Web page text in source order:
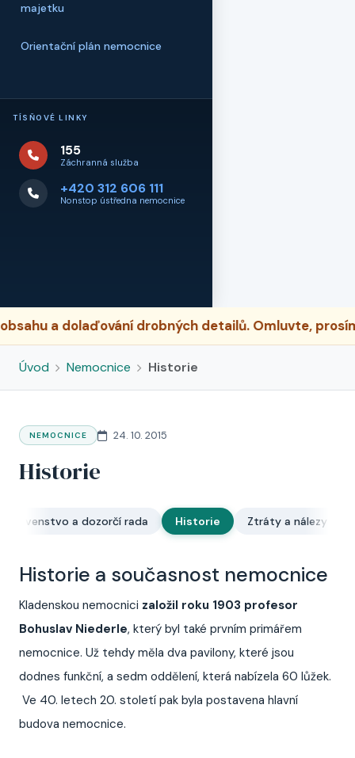
majetku
Orientační plán nemocnice
TÍSŇOVÉ LINKY
155
Záchranná služba
+420 312 606 111
Nonstop ústředna nemocnice
a dolaďování drobných detailů. Omluvte,
Úvod Nemocnice Historie
NEMOCNICE 24. 10. 2015
Historie
a dozorčí rada Historie Ztráty a nálezy
Historie a současnost nemocnice
Kladenskou nemocnici založil roku 1903 profesor
Bohuslav Niederle, který byl také prvním primářem
nemocnice. Už tehdy měla dva pavilony, které jsou
dodnes funkční, a sedm oddělení, která nabízela 60 lůžek.
Ve 40. letech 20. století pak byla postavena hlavní
budova nemocnice.